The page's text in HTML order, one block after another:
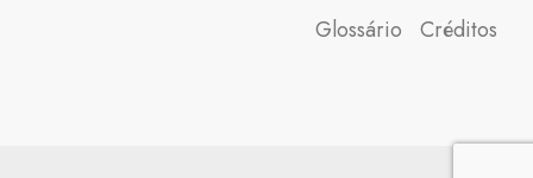
Glossário Créditos